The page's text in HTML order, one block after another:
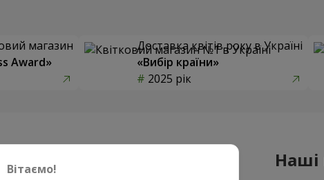
магазин
Award»
Доставка квітів року в Україні
«Вибір країни»
2025 рік
Наші
Вітаємо!